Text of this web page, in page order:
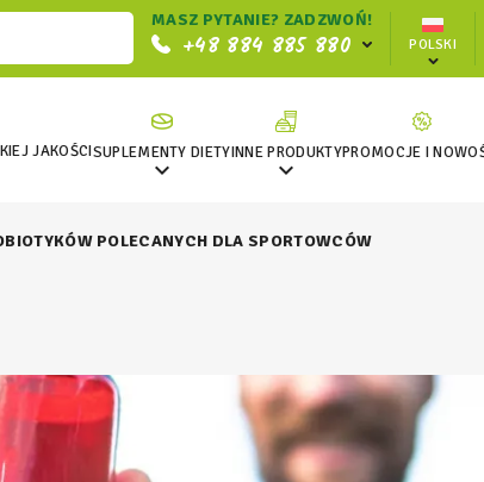
MASZ PYTANIE? ZADZWOŃ!
+48 884 885 880 POLSKI
JAKOŚCISUPLEMENTY DIETY

INNE PRODUKTY

PROMOCJE I
POLECANYCH DLA SPORTOWCÓW